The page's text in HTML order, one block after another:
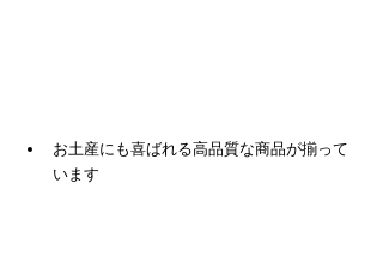
お土産にも喜ばれる高品質な商品が揃って
います